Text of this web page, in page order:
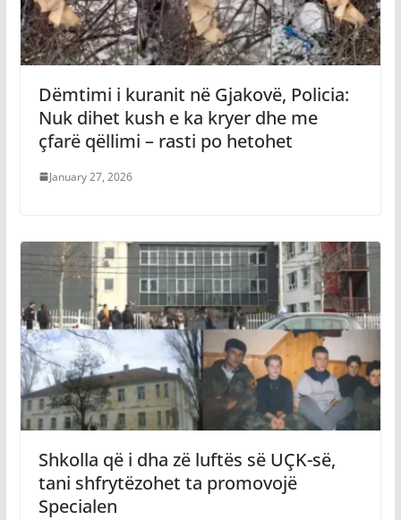
Dëmtimi i kuranit në Gjakovë, Policia:
Nuk dihet kush e ka kryer dhe me
çfarë qëllimi – rasti po hetohet
January 27, 2026
​Shkolla që i dha zë luftës së UÇK-së,
tani shfrytëzohet ta promovojë
Specialen